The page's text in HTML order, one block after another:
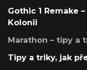
Gothic 1 Remake
Kolonii
Marathon – tipy a
Tipy a triky, jak